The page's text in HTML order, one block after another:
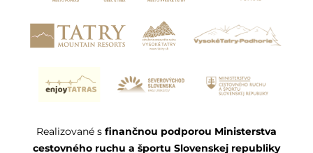
Realizované s finančnou podporou Ministerstva
cestovného ruchu a športu Slovenskej republiky